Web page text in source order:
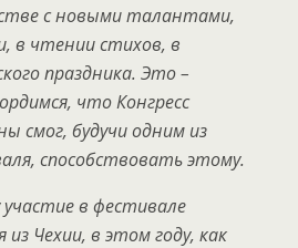
с новыми талантами,
в чтении стихов, в
праздника. Это –
что Конгресс
смог, будучи одним из
способствовать этому.
в фестивале
из Чехии, в этом году, как